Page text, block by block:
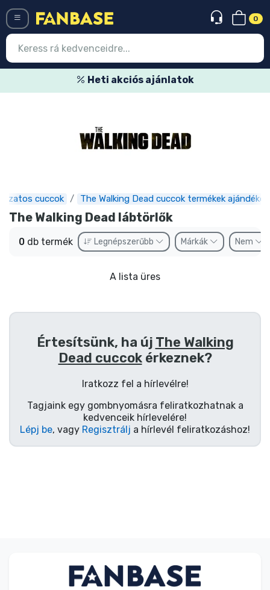
0
Heti akciós ajánlatok
cuccok The Walking Dead cuccok termékek ajándékok
The Walking Dead lábtörlők
0 db termék Legnépszerűbb Márkák Nem
A lista üres
Értesítsünk, ha új The Walking
Dead cuccokérkeznek?
Iratkozz fel a hírlevélre!
Tagjaink egy gombnyomásra feliratkozhatnak a
kedvenceik hírlevelére!
Lépj be, vagy Regisztrálj a hírlevél feliratkozáshoz!
Legújabb cuccok
Express szállítás
Előrendelhető cuccok
Outlet cuccok
Sorozatos cuccok
Mesés cuccok
Animés cuccok
Terméktípusok